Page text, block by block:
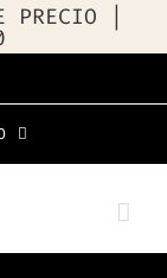
PRECIO |